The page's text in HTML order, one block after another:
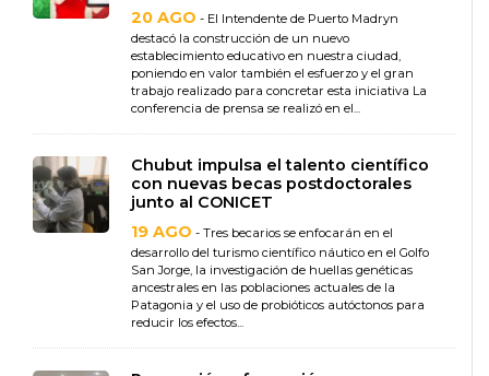
20 AGO - El Intendente de Puerto Madryn
destacó la construcción de un nuevo
establecimiento educativo en nuestra ciudad,
poniendo en valor también el esfuerzo y el gran
trabajo realizado para concretar esta iniciativa La
conferencia de prensa se realizó en el...
Chubut impulsa el talento científico
con nuevas becas postdoctorales
junto al CONICET
19 AGO - Tres becarios se enfocarán en el
desarrollo del turismo científico náutico en el Golfo
San Jorge, la investigación de huellas genéticas
ancestrales en las poblaciones actuales de la
Patagonia y el uso de probióticos autóctonos para
reducir los efectos...